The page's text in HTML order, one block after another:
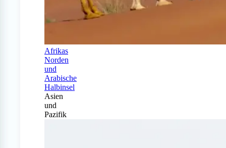
Afrikas
Norden
und
Arabische
Halbinsel
Asien
und
Pazifik